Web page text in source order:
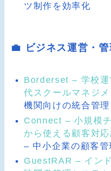
ツ制作を効率化
💼 ビジネス運営・
Borderset – 学校運
代スクールマネジ
機関向けの統合管
Connect – 小規模
から使える顧客対
– 中小企業の顧客
GuestRAR – イン